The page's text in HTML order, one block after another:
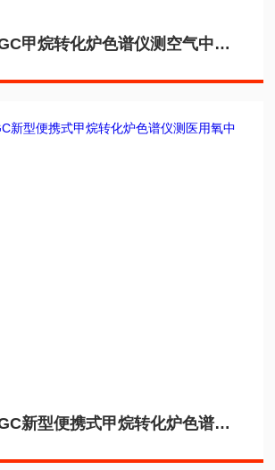
HH-790CH4-GC甲烷转化炉色谱仪测空气中无机含碳化合物
HH-790CH4-GC新型便携式甲烷转化炉色谱仪测医用氧中CO2